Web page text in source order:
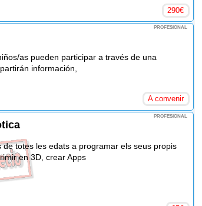
290€
PROFESIONAL
as pueden participar a través de una
información,
A convenir
PROFESIONAL
de totes les edats a programar els seus propis
en 3D, crear Apps